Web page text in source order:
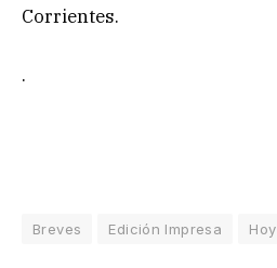
Corrientes.
.
Breves Edición Impresa Hoy